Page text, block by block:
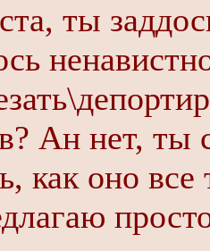
ты
Ан нет,
как оно все